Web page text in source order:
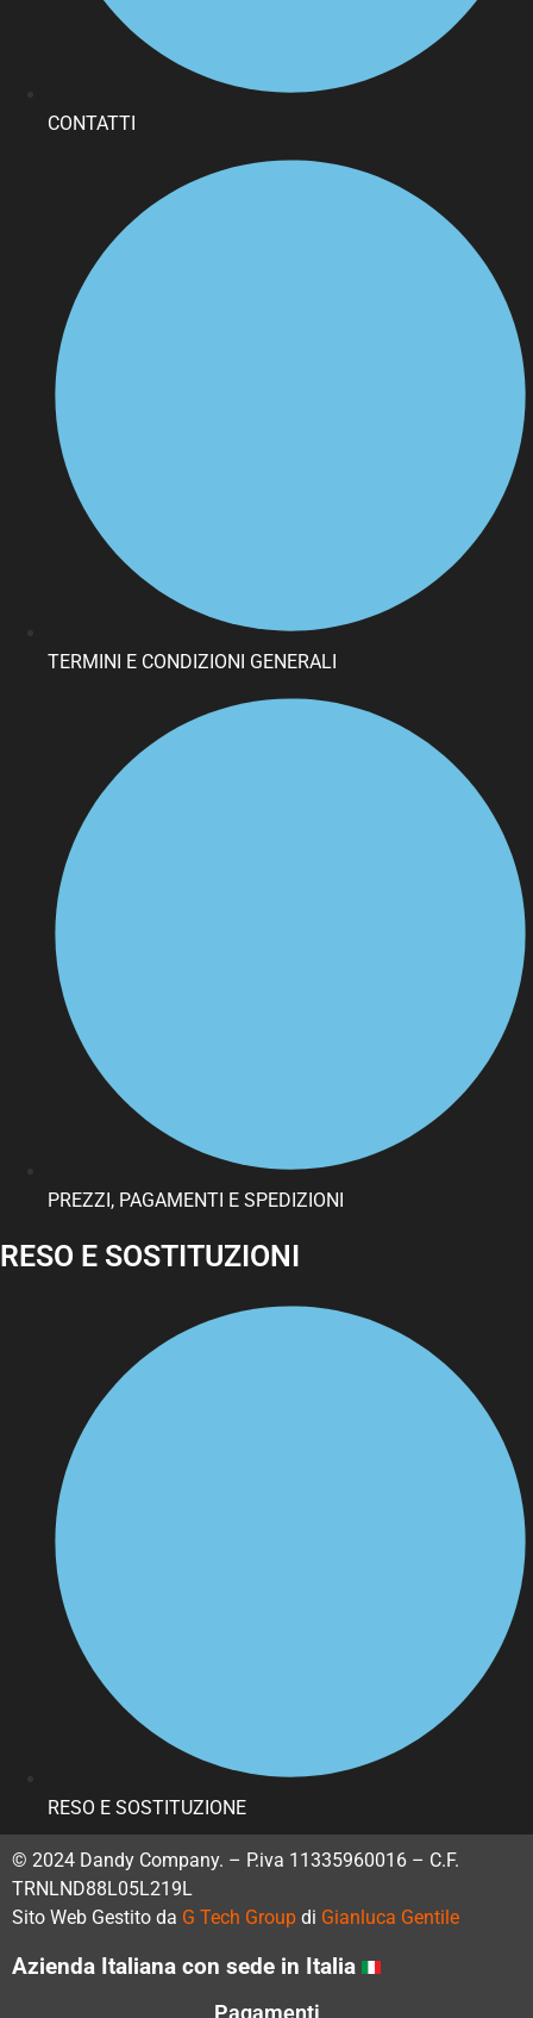
CONTATTI
TERMINI E CONDIZIONI GENERALI
PREZZI, PAGAMENTI E SPEDIZIONI
RESO E SOSTITUZIONI
RESO E SOSTITUZIONE
© 2024 Dandy Company. – P.iva 11335960016 – C.F.
TRNLND88L05L219L
Sito Web Gestito da G Tech Group di Gianluca Gentile
Azienda Italiana con sede in Italia
Pagamenti